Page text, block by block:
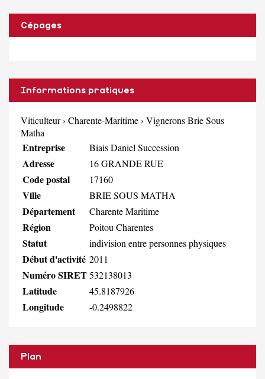
Cépages
Informations pratiques
Viticulteur› Charente-Maritime› Vignerons Brie Sous
Matha
Entreprise Biais Daniel Succession
Adresse 16 GRANDE RUE
Code postal 17160
Ville BRIE SOUS MATHA
Département Charente Maritime
Région Poitou Charentes
Statut indivision entre personnes physiques
Début d'activité 2011
Numéro SIRET532138013
Latitude 45.8187926
Longitude -0.2498822
Plan